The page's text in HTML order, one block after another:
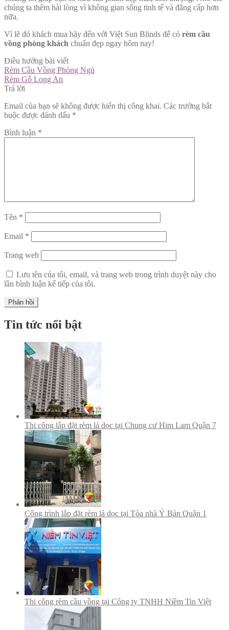
chúng ta thêm hài lòng vì không gian sống tinh tế và đẳng cấp hơn
nữa.
Vì lẽ đó khách mua hãy đến với Việt Sun Blinds để có rèm cầu
vồng phòng khách chuẩn đẹp ngay hôm nay!
Điều hướng bài viết
Rèm Cầu Vồng Phòng Ngủ
Rèm Gỗ Long An
Trả lời
Email của bạn sẽ không được hiển thị công khai. Các trường bắt
buộc được đánh dấu *
Bình luận *
Tên *
Email *
Trang web
Lưu tên của tôi, email, và trang web trong trình duyệt này cho
lần bình luận kế tiếp của tôi.
Tin tức nổi bật
Thi công lắp đặt rèm lá dọc tại Chung cư Him Lam Quận 7
Công trình lắp đặt rèm lá dọc tại Tòa nhà Ý Bản Quận 1
Thi công rèm cầu vồng tại Công ty TNHH Niềm Tin Việt